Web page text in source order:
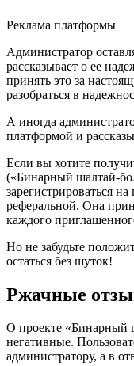
Реклама платформы
Администратор
рассказывает о ее
принять это за
разобраться в
А иногда
платформой и
Если вы хотите
(«Бинарный шалтай-
зарегистрироваться
реферальной. Она
каждого
Но не забудьте
остаться без шуток!
Ржачные
О проекте «Бинарный
негативные.
администратору, а в